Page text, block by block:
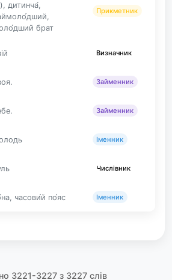
дитинча́,
брат
Прикметник
Визначник
Займенник
Займенник
Іменник
Числівник
часови́й по́яс Іменник
3221-3227 з 3227 слів